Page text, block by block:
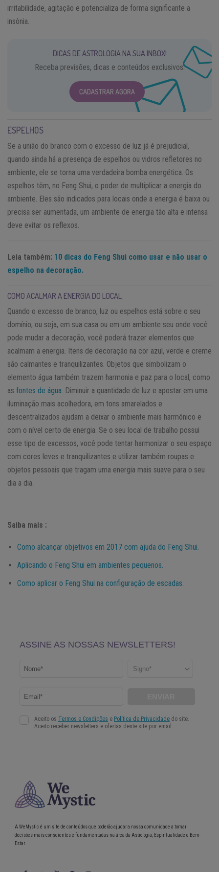
irritabilidade, agitação e potencializa de forma significante a
insônia.
DICAS DE ASTROLOGIA NA SUA INBOX!
Receba previsões, dicas e conteúdos exclusivos.
CADASTRAR AGORA
ESPELHOS
Se a união do branco com o excesso de luz já é prejudicial,
quando ainda há a presença de espelhos ou vidros refletores no
ambiente, ele se torna uma verdadeira bomba energética. Os
espelhos têm, no Feng Shui, o poder de multiplicar a energia do
ambiente. Eles são indicados para locais onde a energia é baixa ou
precisa ser aumentada, um ambiente de energia tão alta e intensa
deve evitar os reflexos.
Leia também: 10 dicas do Feng Shui como usar e não usar o
espelho na decoração.
COMO ACALMAR A ENERGIA DO LOCAL
Quando o excesso de branco, luz ou espelhos está sobre o seu
domínio, ou seja, em sua casa ou em um ambiente seu onde você
pode mudar a decoração, você poderá trazer elementos que
acalmam a energia. Itens de decoração na cor azul, verde e creme
são calmantes e tranquilizantes. Objetos que simbolizam o
elemento água também trazem harmonia e paz para o local, como
as fontes de água . Diminuir a quantidade de luz e apostar em uma
iluminação mais acolhedora, em tons amarelados e
descentralizados ajudam a deixar o ambiente mais harmônico e
com o nível certo de energia. Se o seu local de trabalho possui
esse tipo de excessos, você pode tentar harmonizar o seu espaço
com cores leves e tranquilizantes e utilizar também roupas e
objetos pessoais que tragam uma energia mais suave para o seu
dia a dia.
Saiba mais :
Como alcançar objetivos em 2017 com ajuda do Feng Shui.
Aplicando o Feng Shui em ambientes pequenos.
Como aplicar o Feng Shui na configuração de escadas.
A WeMystic é um site de conteúdos que poderão ajudar a nossa comunidade a tomar
decisões mais conscientes e fundamentadas na área da Astrologia, Espiritualidade e Bem-
Estar.